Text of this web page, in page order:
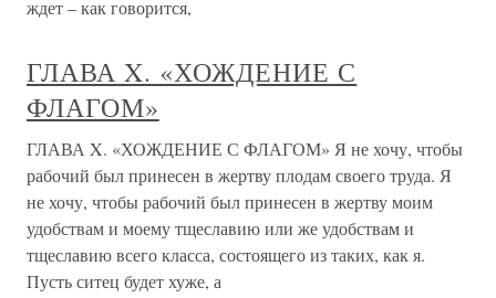
ждет – как говорится,
ГЛАВА X. «ХОЖДЕНИЕ С
ФЛАГОМ»
ГЛАВА X. «ХОЖДЕНИЕ С ФЛАГОМ» Я не хочу, чтобы
рабочий был принесен в жертву плодам своего труда. Я
не хочу, чтобы рабочий был принесен в жертву моим
удобствам и моему тщеславию или же удобствам и
тщеславию всего класса, состоящего из таких, как я.
Пусть ситец будет хуже, а